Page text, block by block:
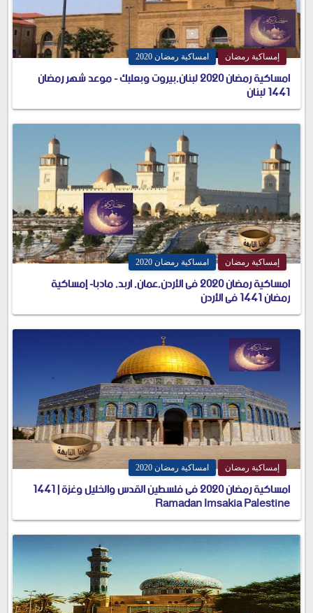
إمساكية رمضان امساكية رمضان 2020
امساكية رمضان 2020 لبنان,بيروت وبعلبك - موعد شهر رمضان
1441 لبنان
إمساكية رمضان امساكية رمضان 2020
امساكية رمضان 2020 فى الأردن,عمان, اربد, مادبا- إمساكية
رمضان 1441 فى الأردن
إمساكية رمضان امساكية رمضان 2020
امساكية رمضان 2020 فى فلسطين القدس والخليل وغزة | 1441
Ramadan Imsakia Palestine